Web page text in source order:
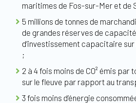
maritimes de Fos-sur-Mer et de
5 millions de tonnes de
de grandes réserves de
d’investissement capacitaire
;
2 à 4 fois moins de CO² émis
sur le fleuve par rapport au
3 fois moins d’énergie